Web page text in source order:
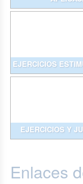
EJERCICIOS
EJERCICIOS Y
Enlaces